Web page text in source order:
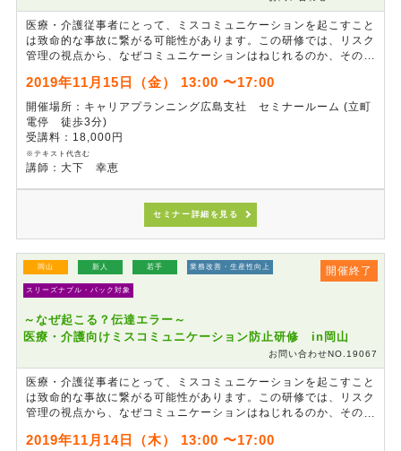
医療・介護従事者にとって、ミスコミュニケーションを起こすこと
は致命的な事故に繋がる可能性があります。この研修では、リスク
管理の視点から、なぜコミュニケーションはねじれるのか、その原
ざまな事例で学びます。世代間のギャップを埋める正確なコミュニ
ケーションによりもたらされる利点など、演習を通じて習得してい
ただきます。
2019年11月15日（金） 13:00 〜17:00
開催場所：キャリアプランニング広島支社 セミナールーム (立町
電停 徒歩3分)
受講料：18,000円
※テキスト代含む
講師：大下 幸恵
セミナー詳細を見る
開催終了
岡山 新人 若手 業務改善・生産性向上
スリーズナブル・パック対象
～なぜ起こる？伝達エラー～
医療・介護向けミスコミュニケーション防止研修 in岡山
お問い合わせNO.19067
医療・介護従事者にとって、ミスコミュニケーションを起こすこと
は致命的な事故に繋がる可能性があります。この研修では、リスク
管理の視点から、なぜコミュニケーションはねじれるのか、その原
ざまな事例で学びます。世代間のギャップを埋める正確なコミュニ
2019年11月14日（木） 13:00 〜17:00